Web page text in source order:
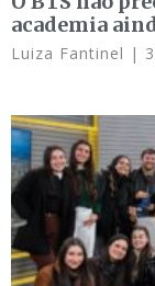
academia
Luiza Fantinel